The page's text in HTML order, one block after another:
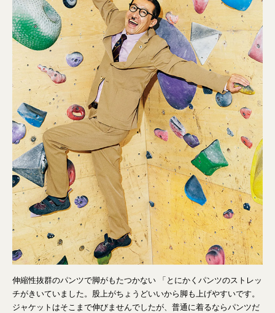
伸縮性抜群のパンツで脚がもたつかない 「とにかくパンツのストレッ
チがきいていました。股上がちょうどいいから脚も上げやすいです。
ジャケットはそこまで伸びませんでしたが、普通に着るならパンツだ